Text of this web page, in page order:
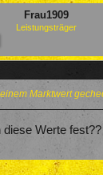
Frau1909
Leistungsträger
Marktwert
diese Werte fest??